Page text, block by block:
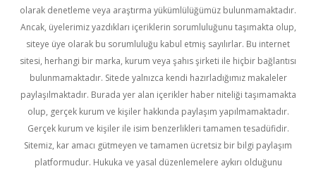
olarak denetleme veya araştırma yükümlülüğümüz bulunmamaktadır.
Ancak, üyelerimiz yazdıkları içeriklerin sorumluluğunu taşımakta olup,
siteye üye olarak bu sorumluluğu kabul etmiş sayılırlar. Bu internet
sitesi, herhangi bir marka, kurum veya şahıs şirketi ile hiçbir bağlantısı
bulunmamaktadır. Sitede yalnızca kendi hazırladığımız makaleler
paylaşılmaktadır. Burada yer alan içerikler haber niteliği taşımamakta
olup, gerçek kurum ve kişiler hakkında paylaşım yapılmamaktadır.
Gerçek kurum ve kişiler ile isim benzerlikleri tamamen tesadüfidir.
Sitemiz, kar amacı gütmeyen ve tamamen ücretsiz bir bilgi paylaşım
platformudur. Hukuka ve yasal düzenlemelere aykırı olduğunu